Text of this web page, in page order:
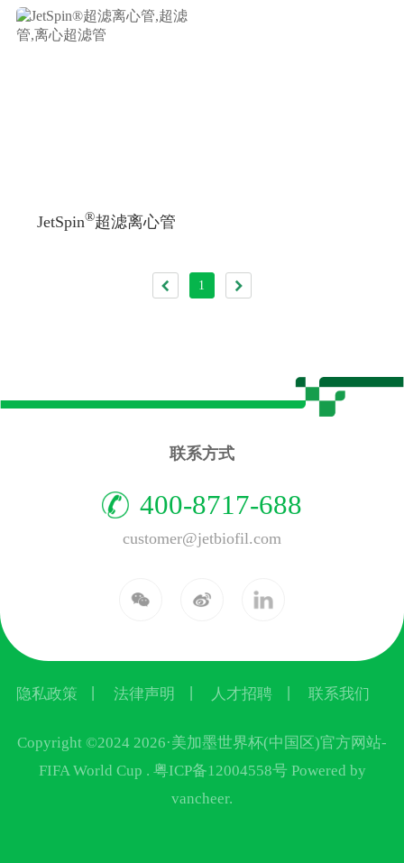
JetSpin®超滤离心管
1
联系方式
400-8717-688
customer@jetbiofil.com
隐私政策 法律声明 人才招聘 联系我们
Copyright ©2024 2026·美加墨世界杯(中国区)官方网站-
FIFA World Cup . 粤ICP备12004558号 Powered by
vancheer.